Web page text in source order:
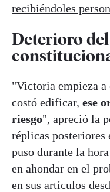
recibiéndoles
Deterioro
"Victoria empieza a
costó edificar, ese
riesgo", apreció la
réplicas posteriores
puso durante la
en ahondar en el
en sus artículos